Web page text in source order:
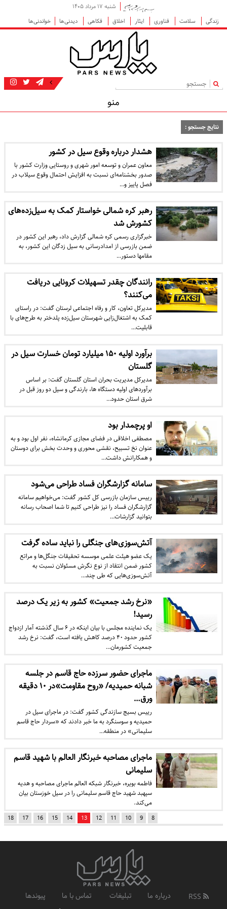
شنبه ۱۷ مرداد ۱۴۰۵
زندگی
سلامت فناوری ایثار اخلاق فکاهی دیدنی‌ها خواندنی‌ها
|
منو
نتایج جستجو :
هشدار درباره وقوع سیل در کشور
معاون عمران و توسعه امور شهری و روستایی وزارت کشور با
صدور بخشنامه‌ای نسبت به افزایش احتمال وقوع سیلاب در
فصل پاییز و…
رهبر کره شمالی خواستار کمک به سیل‌زده‌های
کشورش شد
خبرگزاری رسمی کره شمالی گزارش داد، رهبر این کشور در
ضمن بازرسی از امدادرسانی به سیل زدگان این کشور، به
مقامها دستور…
رانندگان چقدر تسهیلات کرونایی دریافت
می‌کنند؟
مدیرکل تعاون، کار و رفاه اجتماعی لرستان گفت: در راستای
کمک به اشتغال‌زایی شهرستان سیل‌زده پلدختر به طرح‌های با
قابلیت…
برآورد اولیه ۱۵۰ میلیارد تومان خسارت سیل در
گلستان
مدیرکل مدیریت بحران استان گلستان گفت: بر اساس
برآوردهای اولیه دستگاه ها، بارندگی و سیل دو روز قبل در
شرق استان حدود…
او پرچمدار بود
مصطفی اخلاقی در فضای مجازی کرمانشاه، نفر اول بود و به
عنوان نخ تسبیح، نقشی محوری و وحدت بخش برای دوستان
و همکارانش داشت…
سامانه گزارشگران فساد طراحی می‌شود
رییس سازمان بازرسی کل کشور گفت: می‌خواهیم سامانه
گزارشگران فساد را نیز طراحی کنیم تا شما اصحاب رسانه
بتوانید گزارشات…
آتش‌سوزی‌های جنگلی را نباید ساده گرفت
یک عضو هیئت علمی موسسه تحقیقات جنگل‌ها و مراتع
کشور ضمن انتقاد از نوع نگرش مسئولان نسبت به
آتش‌سوزی‌هایی که طی چند…
«نرخ رشد جمعیت» کشور به زیر یک درصد
رسید!
یک نماینده مجلس با بیان اینکه در ۶ سال گذشته آمار ازدواج
کشور حدود ۴۰ درصد کاهش یافته است، گفت: نرخ رشد
جمعیت کشورمان…
ماجرای حضور سرزده حاج قاسم در جلسه
شبانه حمیدیه/ «روح مقاومت»در ۱۰ دقیقه
ورق…
رییس بسیج سازندگی کشور گفت: در ماجرای سیل در
حمیدیه و سوسنگرد به ما خبر دادند که «سردار حاج قاسم
سلیمانی» در منطقه…
ماجرای مصاحبه خبرنگار العالم با شهید قاسم
سلیمانی
فاطمه بویره، خبرنگار شبکه العالم ماجرای مصاحبه‌ و هدیه
سپهبد شهید حاج قاسم سلیمانی را در سیل خوزستان بیان
می‌کند.
8
9
10
11
12
13
14
15
16
17
18
درباره ما تبلیغات تماس با ما پیوندها